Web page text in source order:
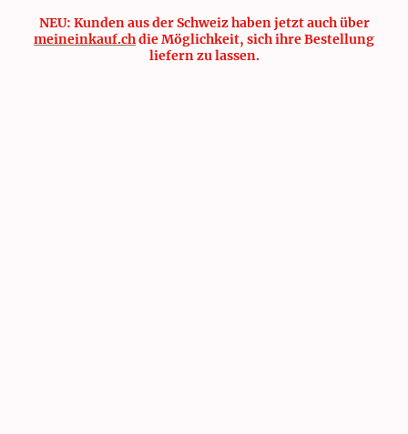
NEU: Kunden aus der Schweiz haben jetzt auch über
meineinkauf.chdie Möglichkeit, sich ihre Bestellung
liefern zu lassen.